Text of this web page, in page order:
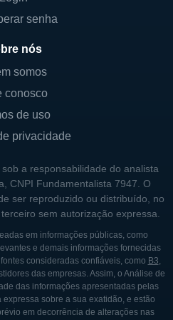
tem alcançado uma
diversas instituições
mundo, devido à
seus produtos. O uso
de mobilidade
tem cultivado
universidades e
o que contribui para o
tecnologias e
na área de
Essas
para o avanço das
senha
nós
somos
conosco
de uso
privacidade
a responsabilidade do analista
CNPI Fundamentalista 7947. O
ser reproduzido ou distribuído, no
sem autorização expressa.
em informações públicas, como
e demais informações fornecidas
consideradas confiáveis, como B3,
das empresas. Assim, o Análise de
das informações apresentadas pelas
sobre a sua exatidão, e estão
em decorrência de alterações nas